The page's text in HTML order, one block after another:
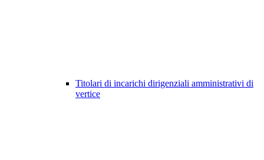
Titolari di incarichi dirigenziali amministrativi di
vertice